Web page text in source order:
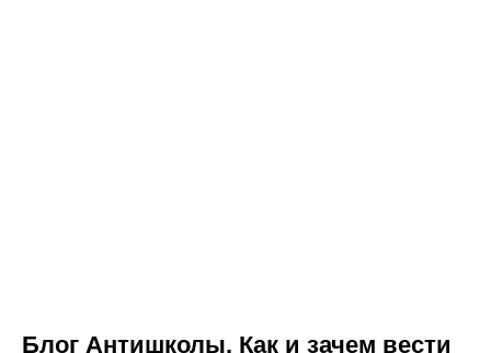
Блог Антишколы. Как и зачем вести